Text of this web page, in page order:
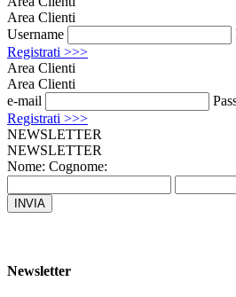
Area Clienti
Username
Registrati >>>
Area Clienti
Area Clienti
e-mail
Registrati >>>
NEWSLETTER
NEWSLETTER
Nome: Cognome:
Newsletter